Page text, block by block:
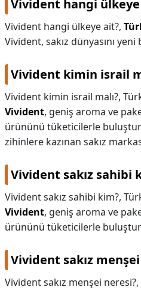
Vivident hangi
Vivident hangi ülkeye ait?,
Vivident, sakız dünyasını
Vivident kimin israil
Vivident kimin israil malı?,
Vivident, geniş aroma ve
ürününü tüketicilerle
zihinlere kazınan sakız
Vivident sakız sahibi
Vivident sakız sahibi kim?,
Vivident, geniş aroma ve
ürününü tüketicilerle
Vivident sakız
Vivident sakız menşei neresi?,